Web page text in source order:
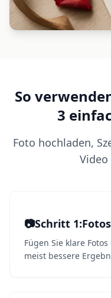
So
3
Foto hochladen,
1
📷Schritt 1:
Fügen Sie klare
meist bessere